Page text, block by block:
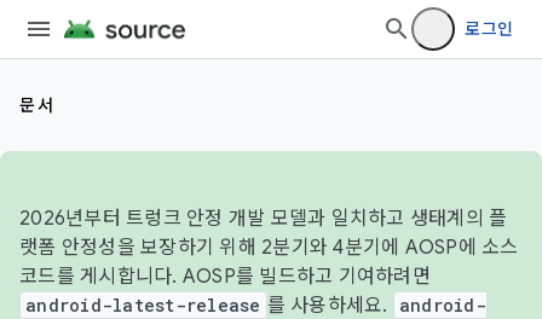
로그인
문서
2026년부터 트렁크 안정 개발 모델과 일치하고 생태계의 플
랫폼 안정성을 보장하기 위해 2분기와 4분기에 AOSP에 소스
코드를 게시합니다. AOSP를 빌드하고 기여하려면
android-latest-release 를 사용하세요.
android-